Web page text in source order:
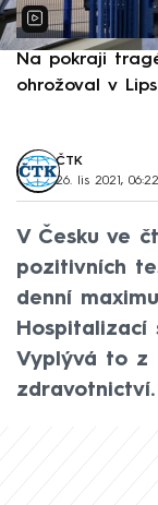
Na pokraji
ohrožoval v
ČTK
26. lis 2021, 06:22
V Česku ve
pozitivních
denní
Hospitalizací
Vyplývá to z
zdravotnictví.